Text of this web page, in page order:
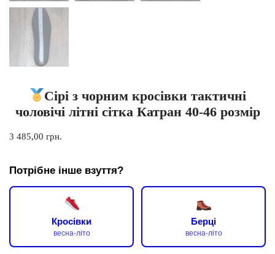
Сірі з чорним кросівки тактичні
чоловічі літні сітка Катран 40-46 розмір
3 485,00 грн.
Потрібне інше взуття?
Кросівки
весна-літо
Берці
весна-літо